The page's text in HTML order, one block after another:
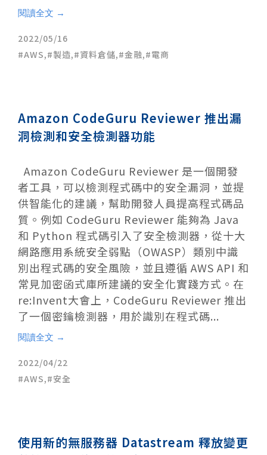
閱讀全文 →
2022/05/16
AWS, 製造, 資料倉儲, 金融, 電商
Amazon CodeGuru Reviewer 推出漏
洞檢測和安全檢測器功能
Amazon CodeGuru Reviewer 是一個開發
者工具，可以檢測程式碼中的安全漏洞，並提
供智能化的建議，幫助開發人員提高程式碼品
質。例如 CodeGuru Reviewer 能夠為 Java
和 Python 程式碼引入了安全檢測器，從十大
網路應用系統安全弱點（OWASP）類別中識
別出程式碼的安全風險，並且遵循 AWS API 和
常見加密函式庫所建議的安全化實踐方式。在
re:Invent大會上，CodeGuru Reviewer 推出
了一個密鑰檢測器，用於識別在程式碼...
閱讀全文 →
2022/04/22
AWS, 安全
使用新的無服務器 Datastream 釋放變更